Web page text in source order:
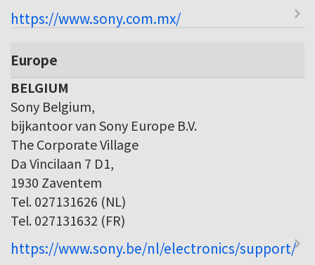
https://www.sony.com.mx/
Europe
BELGIUM
Sony Belgium,
bijkantoor van Sony Europe B.V.
The Corporate Village
Da Vincilaan 7 D1,
1930 Zaventem
Tel. 027131626 (NL)
Tel. 027131632 (FR)
https://www.sony.be/nl/electronics/support/